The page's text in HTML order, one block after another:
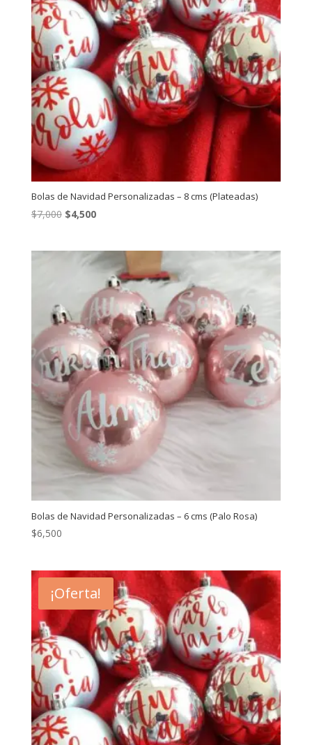
Bolas de Navidad Personalizadas – 8 cms (Plateadas)
$7,000 El
$4,500El
es:
$4,500.
Bolas de Navidad Personalizadas – 6 cms (Palo Rosa)
$6,500
¡Oferta!